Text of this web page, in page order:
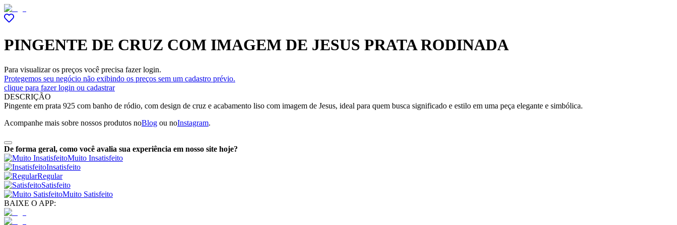
PINGENTE DE CRUZ COM IMAGEM DE JESUS PRATA RODINADA
Para visualizar os preços você precisa fazer login.
Protegemos seu negócio não exibindo os preços sem um cadastro prévio.
clique para fazer login ou cadastrar
DESCRIÇÃO
Pingente em prata 925 com banho de ródio, com design de cruz e acabamento liso com imagem de Jesus, ideal para quem busca significado e estilo em uma peça elegante e simbólica.
Acompanhe mais sobre nossos produtos noBlog ou noInstagram.
De forma geral, como você avalia sua experiência em nosso site hoje?
Muito Insatisfeito
Insatisfeito
Regular
Satisfeito
Muito Satisfeito
BAIXE O APP: